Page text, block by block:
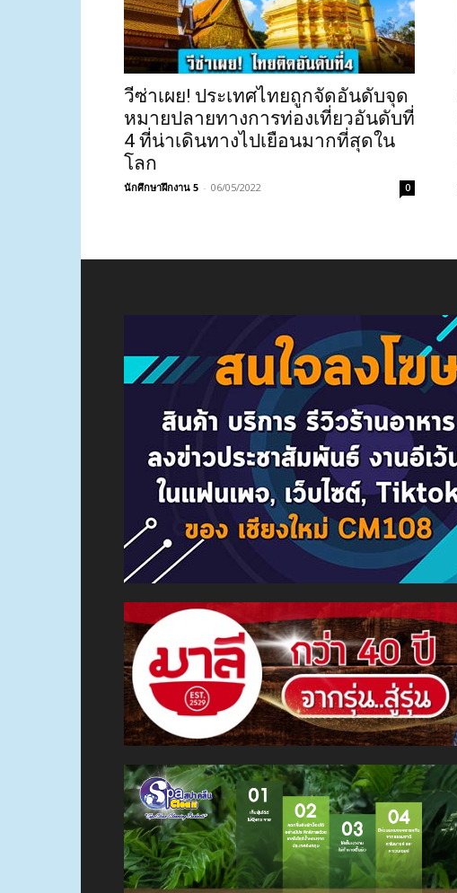
วีซ่าเผย! ประเทศไทยถูกจัดอันดับจุด
หมายปลายทางการท่องเที่ยวอันดับที่
4 ที่น่าเดินทางไปเยือนมากที่สุดใน
โลก
นักศึกษาฝึกงาน 5 - 06/05/2022 0